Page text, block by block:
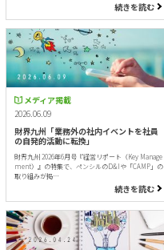
続きを読む
メディア掲載
2026.06.09
財界九州「業務外の社内イベントを社員
の自発的活動に転換」
財界九州 2026年6月号『経営リポート（Key Manage
ment）』の特集で、ペンシルのD&Iや「CAMP」の
取り組みが掲…
続きを読む